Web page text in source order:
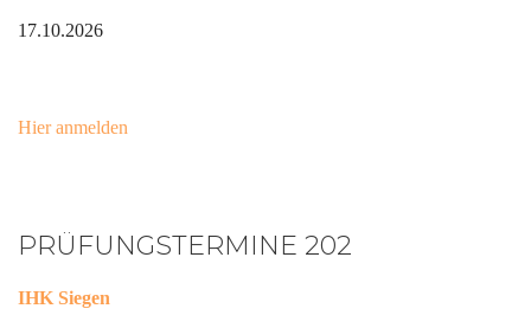
17.10.2026
Hier anmelden
PRÜFUNGSTERMINE 202
IHK Siegen